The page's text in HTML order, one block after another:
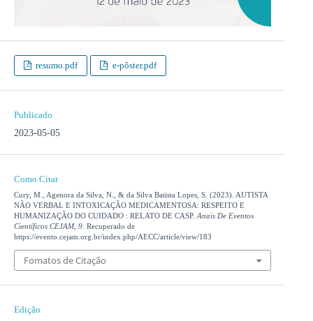
resumo.pdf e-pôster.pdf
Publicado
2023-05-05
Como Citar
Cury, M., Agenora da Silva, N., & da Silva Batista Lopes, S. (2023). AUTISTA
NÃO VERBAL E INTOXICAÇÃO MEDICAMENTOSA: RESPEITO E
HUMANIZAÇÃO DO CUIDADO : RELATO DE CASP. Anais De Eventos
Científicos CEJAM, 9. Recuperado de
https://evento.cejam.org.br/index.php/AECC/article/view/183
Fomatos de Citação
Edição